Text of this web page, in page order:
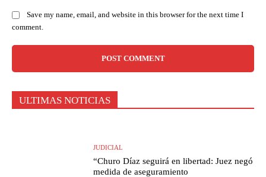
Save my name, email, and website in this browser for the next time I
comment.
ULTIMAS NOTICIAS
JUDICIAL
“Churo Díaz seguirá en libertad: Juez negó
medida de aseguramiento